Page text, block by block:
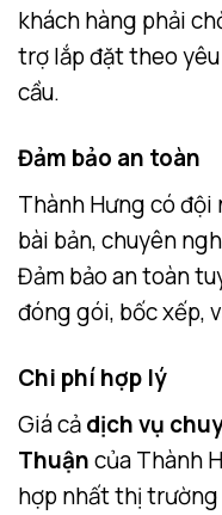
khách hàng phải
trợ lắp đặt theo
cầu.
Đảm bảo an toàn
Thành Hưng có đội
bài bản, chuyên
Đảm bảo an toàn
đóng gói, bốc xếp,
Chi phí hợp lý
Giá cảdịch vụ
Thuậncủa Thành
hợp nhất thị trường